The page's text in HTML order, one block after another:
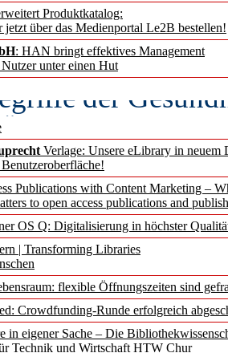
Produktkatalog:
jetzt über das Medienportal Le2B bestellen!
: HAN bringt effektives Management
unter einen Hut
Verlage: Unsere eLibrary in neuem
Publications with Content Marketing –
to open access publications and
OS Q: Digitalisierung in höchster
| Transforming Libraries
flexible Öffnungszeiten sind
Crowdfunding-Runde erfolgreich
in eigener Sache – Die
Technik und Wirtschaft HTW Chur
Intelligenz
verstehen
der
erscheinen